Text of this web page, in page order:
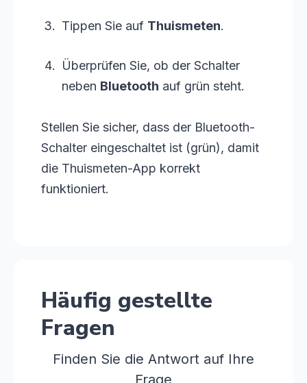
Tippen Sie auf Thuismeten.
Überprüfen Sie, ob der Schalter
neben Bluetooth auf grün steht.
Stellen Sie sicher, dass der Bluetooth-
Schalter eingeschaltet ist (grün), damit
die Thuismeten-App korrekt
funktioniert.
Häufig gestellte
Fragen
Finden Sie die Antwort auf Ihre
Frage